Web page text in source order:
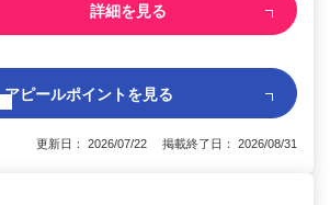
詳細を見る
アピールポイントを見る
更新日： 2026/07/22 掲載終了日： 2026/08/31